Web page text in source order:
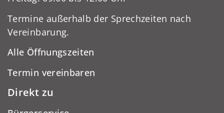
Termine außerhalb der Sprechzeiten nach
Vereinbarung.
Alle Öffnungszeiten
Termin vereinbaren
Direkt zu